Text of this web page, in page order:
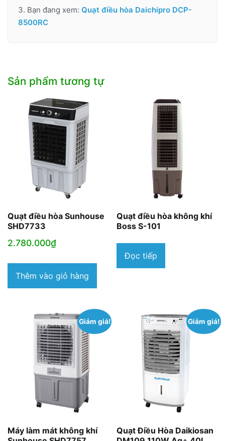
3. Bạn đang xem: Quạt điều hòa Daichipro DCP-
8500RC
Sản phẩm tương tự
Quạt điều hòa Sunhouse
SHD7733
2.780.000₫
Thêm vào giỏ hàng
Quạt điều hòa không khí
Boss S-101
Đọc tiếp
Giảm giá!
Máy làm mát không khí
Giảm giá!
Quạt Điều Hòa Daikiosan